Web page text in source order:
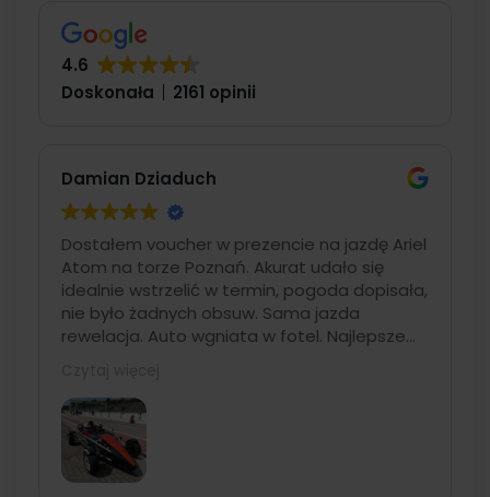
4.6
Doskonała
2161 opinii
Damian Dziaduch
Dostałem voucher w prezencie na jazdę Ariel
Atom na torze Poznań. Akurat udało się
idealnie wstrzelić w termin, pogoda dopisała,
nie było żadnych obsuw. Sama jazda
rewelacja. Auto wgniata w fotel. Najlepsze
organizacja na miejscu. Pracownicy bardzo
mili i pomocni. Mogę tylko polecić,
rewelacyjny prezent dla kogoś kto lubi
samochody 🙂